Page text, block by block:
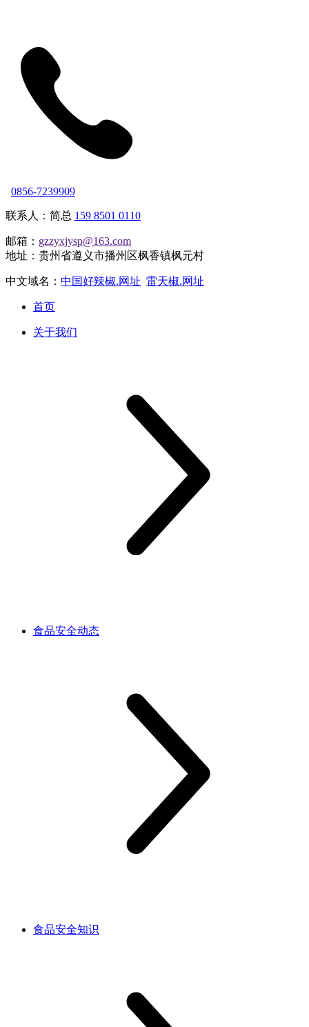
0856-7239909
联系人：简总 159 8501 0110
邮箱： gzzyxjysp@163.com
地址：贵州省遵义市播州区枫香镇枫元村
中文域名： 中国好辣椒.网址 雷天椒.网址
首页
关于我们
食品安全动态
食品安全知识